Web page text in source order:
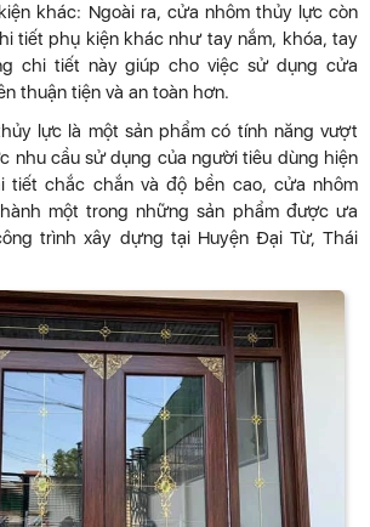
khác: Ngoài ra, cửa nhôm thủy lực còn
tiết phụ kiện khác như tay nắm, khóa, tay
chi tiết này giúp cho việc sử dụng cửa
thuận tiện và an toàn hơn.
lực là một sản phẩm có tính năng vượt
nhu cầu sử dụng của người tiêu dùng hiện
tiết chắc chắn và độ bền cao, cửa nhôm
một trong những sản phẩm được ưa
trình xây dựng tại Huyện Đại Từ, Thái